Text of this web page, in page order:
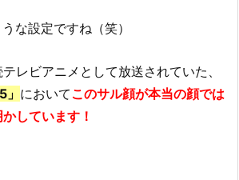
な設定ですね（笑）
レビアニメとして放送されていた、
においてこのサル顔が本当の顔では
しています！